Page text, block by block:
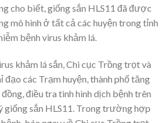
cho biết, giống sắn HLS11 đã được
mô hình ở tất cả các huyện trong tỉnh
bệnh virus khảm lá.
khảm lá sắn, Chi cục Trồng trọt và
đạo các Trạm huyện, thành phố tăng
điều tra tình hình dịch bệnh trên
giống sắn HLS11. Trong trường hợp